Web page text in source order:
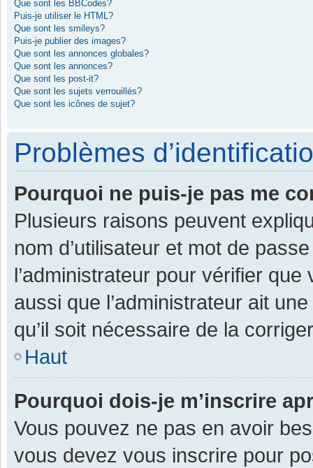
Que sont les BBCodes?
Puis-je utiliser le HTML?
Que sont les smileys?
Puis-je publier des images?
Que sont les annonces globales?
Que sont les annonces?
Que sont les post-it?
Que sont les sujets verrouillés?
Que sont les icônes de sujet?
Problèmes
Pourquoi ne puis-je pas me
Plusieurs raisons peuvent
nom d’utilisateur et mot de
l’administrateur pour vérifier
aussi que l’administrateur ait
qu’il soit nécessaire de la
Haut
Pourquoi dois-je m’inscrire
Vous pouvez ne pas en avoir
vous devez vous inscrire pour